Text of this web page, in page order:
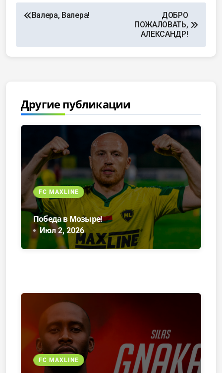
Валера, Валера!
ДОБРО
ПОЖАЛОВАТЬ,
АЛЕКСАНДР!
Другие публикации
FC MAXLINE
Победа в Мозыре!
Июл 2, 2026
FC MAXLINE